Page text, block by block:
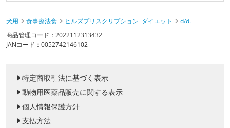
犬用 食事療法食 ヒルズプリスクリプション･ダイエット
d/d.
商品管理コード：2022112313432
JANコード：0052742146102
特定商取引法に基づく表示
動物用医薬品販売に関する表示
個人情報保護方針
支払方法